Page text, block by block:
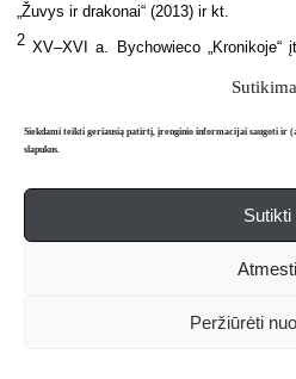
Siekdami teikti geriausią patirtį, įrenginio informacijai saugoti ir
slapukus.
Sutikti
Atmesti
Peržiūrėti
„Žuvys ir drakonai“ (2013) ir kt.
2XV–XVI a. Bychowieco „Kronikoje“
kuris, bėgdamas nuo Cezario
Lietuvos metraštis: Bychovco kronika /
XVI–XVII a. literatūroje ir dailėje.
(1595–1640) savo garsioje knygoje
karalyste“, „Palemono valdomis“,